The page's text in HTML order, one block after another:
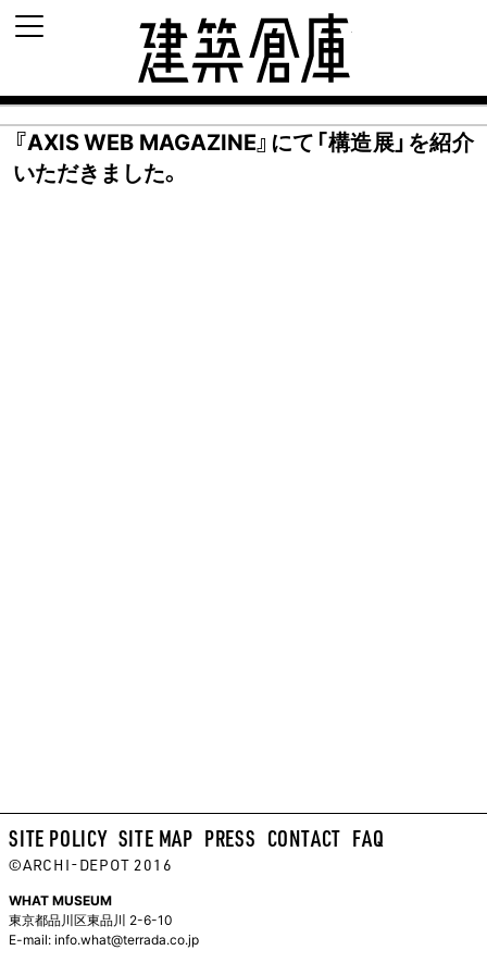
『AXIS WEB MAGAZINE』にて「構造展」を紹介
いただきました。
SITE POLICY SITE MAP PRESS CONTACT FAQ
©ARCHI-DEPOT 2016
WHAT MUSEUM
東京都品川区東品川 2-6-10
E-mail:info.what@terrada.co.jp